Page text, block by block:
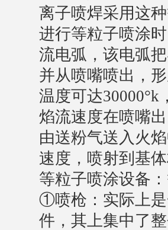
离子喷焊采用这
进行等粒子喷涂
流电弧，该电弧
并从喷嘴喷出，
温度可达30000°k
焰流速度在喷嘴
由送粉气送入火
速度，喷射到基
等粒子喷涂设备
①喷枪：实际上
件，其上集中了